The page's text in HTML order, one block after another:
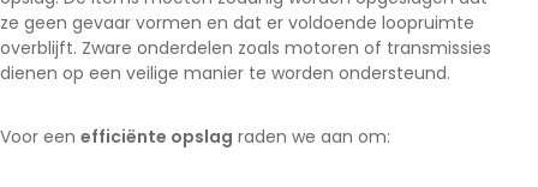
ze geen gevaar vormen en dat er voldoende loopruimte
overblijft. Zware onderdelen zoals motoren of transmissies
dienen op een veilige manier te worden ondersteund.
Voor een efficiënte opslag raden we aan om: